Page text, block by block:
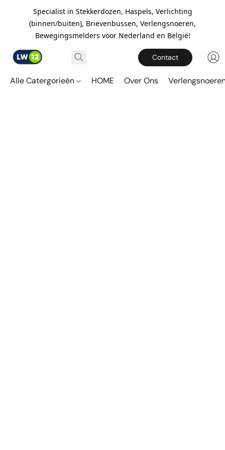
Specialist in Stekkerdozen, Haspels, Verlichting
(binnen/buiten), Brievenbussen, Verlengsnoeren,
Bewegingsmelders voor Nederland en België!
Contact
Alle Catergorieën HOME Over Ons